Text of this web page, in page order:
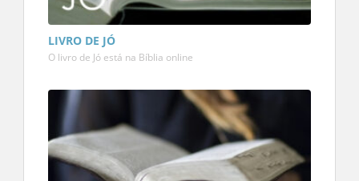
LIVRO DE JÓ
O livro de Jó está na Bíblia online